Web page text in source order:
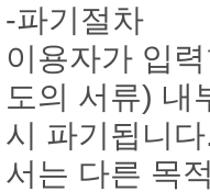
-파기절차
이용자가 입
도의 서류) 내
시 파기됩니
서는 다른 목